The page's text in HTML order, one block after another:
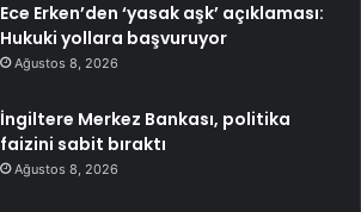
Ece Erken’den ‘yasak aşk’ açıklaması:
Hukuki yollara başvuruyor
Ağustos 8, 2026
İngiltere Merkez Bankası, politika
faizini sabit bıraktı
Ağustos 8, 2026